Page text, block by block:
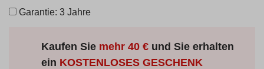
Garantie: 3 Jahre
Kaufen Sie mehr40 €und Sie erhalten
ein KOSTENLOSES GESCHENK